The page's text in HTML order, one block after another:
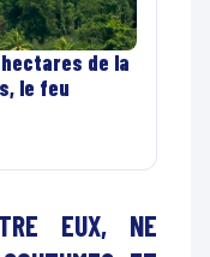
hectares de la
le feu
EUX, NE